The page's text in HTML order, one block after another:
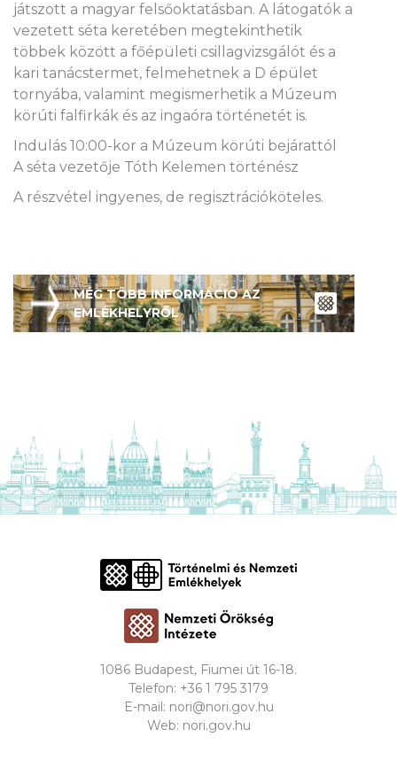
játszott a magyar felsőoktatásban. A látogatók a
vezetett séta keretében megtekinthetik
többek között a főépületi csillagvizsgálót és a
kari tanácstermet, felmehetnek a D épület
tornyába, valamint megismerhetik a Múzeum
körúti falfirkák és az ingaóra történetét is.
Indulás 10:00-kor a Múzeum körúti bejárattól
A séta vezetője Tóth Kelemen történész
A részvétel ingyenes, de regisztrációköteles.
MÉG TÖBB INFORMÁCIÓ AZ
EMLÉKHELYRŐL
1086 Budapest, Fiumei út 16-18.
Telefon: +36 1 795 3179
E-mail: nori@nori.gov.hu
Web: nori.gov.hu